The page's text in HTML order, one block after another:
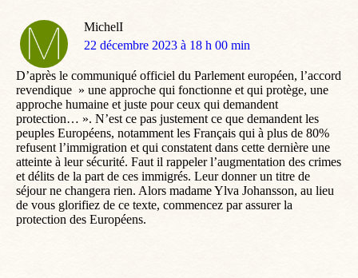
MichelI
dit
22 décembre 2023 à 18 h 00 min
D’après le communiqué officiel du Parlement européen, l’accord
revendique » une approche qui fonctionne et qui protège, une
approche humaine et juste pour ceux qui demandent
protection… ». N’est ce pas justement ce que demandent les
peuples Européens, notamment les Français qui à plus de 80%
refusent l’immigration et qui constatent dans cette dernière une
atteinte à leur sécurité. Faut il rappeler l’augmentation des crimes
et délits de la part de ces immigrés. Leur donner un titre de
séjour ne changera rien. Alors madame Ylva Johansson, au lieu
de vous glorifiez de ce texte, commencez par assurer la
protection des Européens.